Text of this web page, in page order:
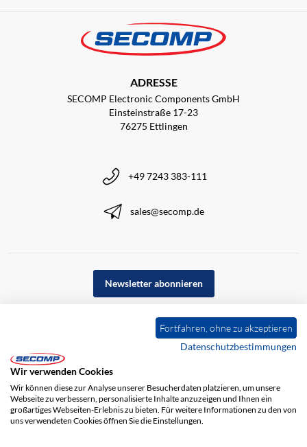
ADRESSE
SECOMP Electronic Components GmbH
Einsteinstraße 17-23
76275 Ettlingen
+49 7243 383-111
sales@secomp.de
Newsletter abonnieren
Fortfahren, ohne zu akzeptieren
Datenschutzbestimmungen
Wir verwenden Cookies
Wir können diese zur Analyse unserer Besucherdaten platzieren, um unsere
Webseite zu verbessern, personalisierte Inhalte anzuzeigen und Ihnen ein
großartiges Webseiten-Erlebnis zu bieten. Für weitere Informationen zu den von
uns verwendeten Cookies öffnen Sie die Einstellungen.